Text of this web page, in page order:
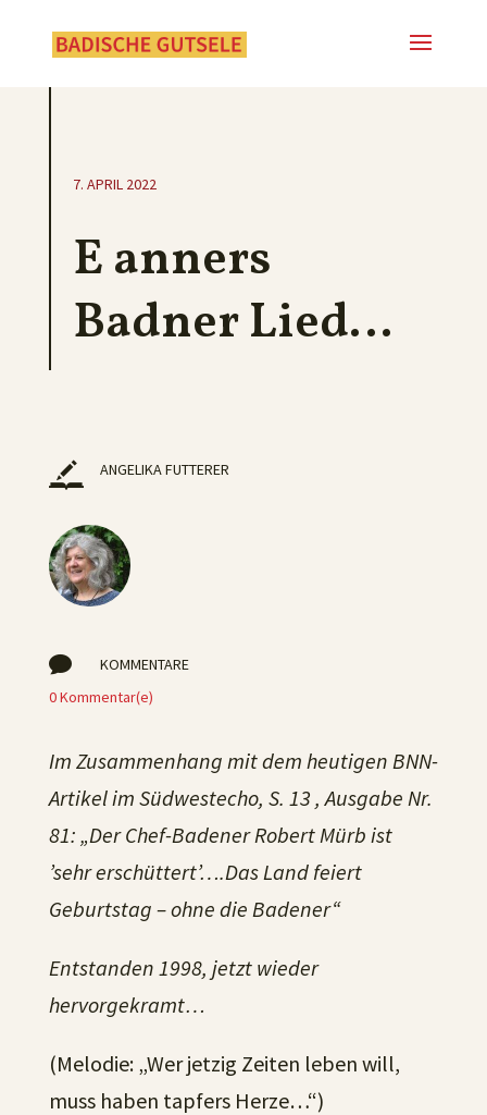
7. APRIL 2022
E anners
Badner Lied…
ANGELIKA FUTTERER

KOMMENTARE
0 Kommentar(e)
Im Zusammenhang mit dem heutigen BNN-
Artikel im Südwestecho, S. 13 , Ausgabe Nr.
81: „Der Chef-Badener Robert Mürb ist
’sehr erschüttert’….Das Land feiert
Geburtstag – ohne die Badener“
Entstanden 1998, jetzt wieder
hervorgekramt…
(Melodie: „Wer jetzig Zeiten leben will,
muss haben tapfers Herze…“)